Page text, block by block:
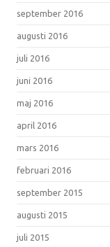
september 2016
augusti 2016
juli 2016
juni 2016
maj 2016
april 2016
mars 2016
februari 2016
september 2015
augusti 2015
juli 2015